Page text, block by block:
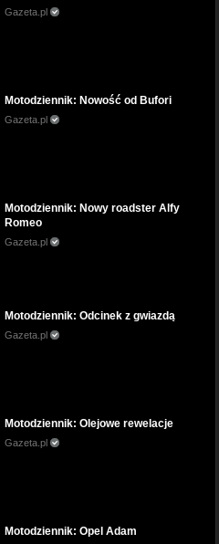
Gazeta.pl
Motodziennik: Nowość od Bufori
Gazeta.pl
Motodziennik: Nowy roadster Alfy
Romeo
Gazeta.pl
Motodziennik: Odcinek z gwiazdą
Gazeta.pl
Motodziennik: Olejowe rewelacje
Gazeta.pl
Motodziennik: Opel Adam